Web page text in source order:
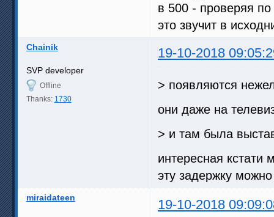
в 500 - проверяя по
это звучит в
Chainik 19-10-2018
SVP developer
Offline
Thanks: 1730
> появляются
они даже на
> и там была
интересная кстати
эту задержку
miraidateen 19-10-2018